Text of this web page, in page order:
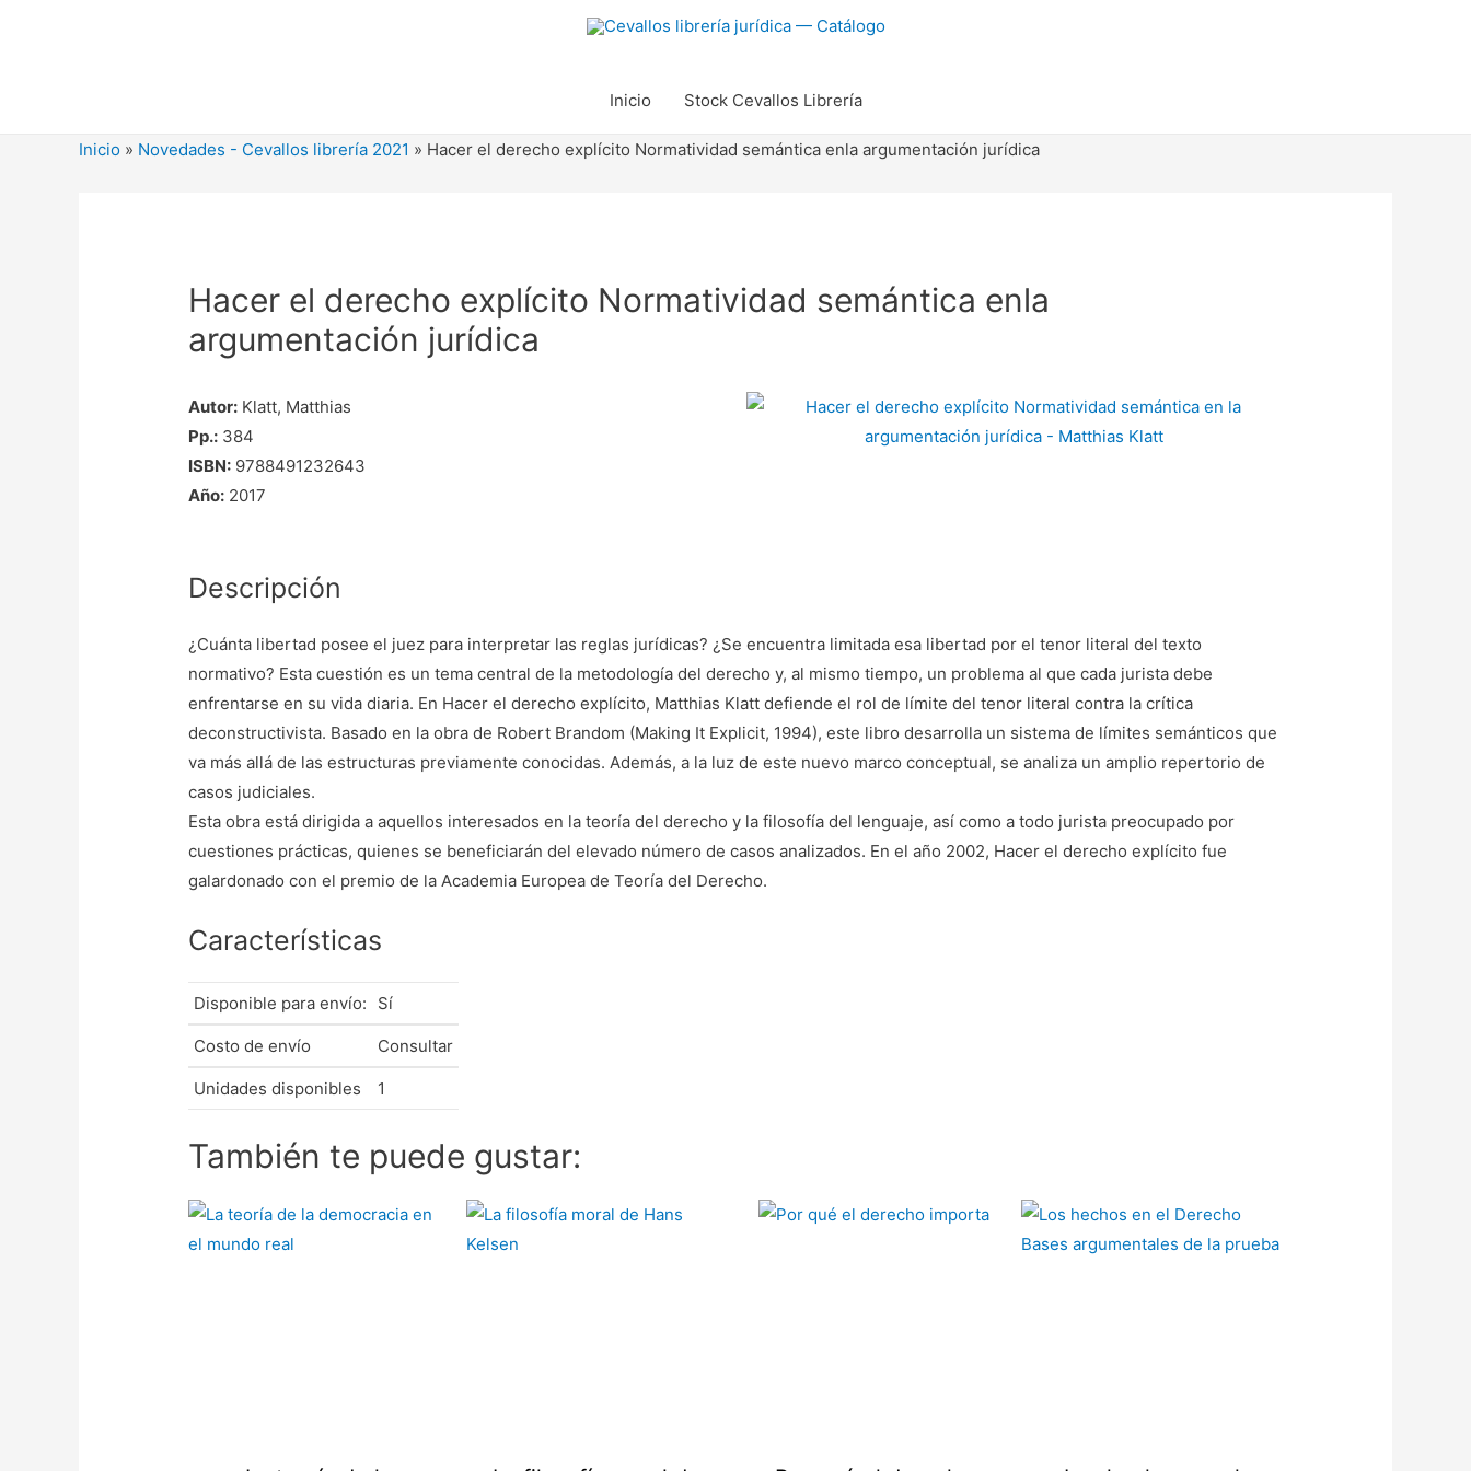
Inicio
Stock Cevallos Librería
Inicio » Novedades - Cevallos librería 2021 » Hacer el derecho explícito Normatividad semántica enla argumentación jurídica
Hacer el derecho explícito Normatividad semántica enla
argumentación jurídica
Autor: Klatt, Matthias
Pp.: 384
ISBN: 9788491232643
Año: 2017
Descripción
¿Cuánta libertad posee el juez para interpretar las reglas jurídicas? ¿Se encuentra limitada esa libertad por el tenor literal del texto
normativo? Esta cuestión es un tema central de la metodología del derecho y, al mismo tiempo, un problema al que cada jurista debe
enfrentarse en su vida diaria. En Hacer el derecho explícito, Matthias Klatt defiende el rol de límite del tenor literal contra la crítica
deconstructivista. Basado en la obra de Robert Brandom (Making It Explicit, 1994), este libro desarrolla un sistema de límites semánticos que
va más allá de las estructuras previamente conocidas. Además, a la luz de este nuevo marco conceptual, se analiza un amplio repertorio de
casos judiciales.
Esta obra está dirigida a aquellos interesados en la teoría del derecho y la filosofía del lenguaje, así como a todo jurista preocupado por
cuestiones prácticas, quienes se beneficiarán del elevado número de casos analizados. En el año 2002, Hacer el derecho explícito fue
galardonado con el premio de la Academia Europea de Teoría del Derecho.
Características
Disponible para envío: Sí
Costo de envío Consultar
Unidades disponibles 1
También te puede gustar: